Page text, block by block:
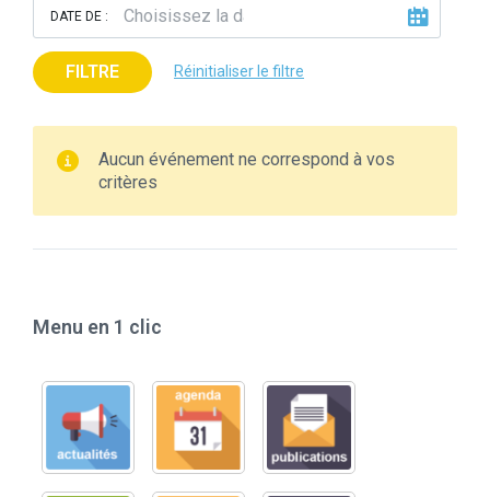
DATE DE :
FILTRE Réinitialiser le filtre
Aucun événement ne correspond à vos
critères
Menu en 1 clic